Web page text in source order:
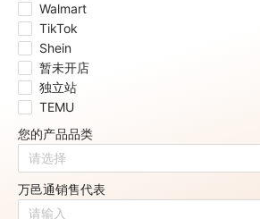
Walmart
TikTok
Shein
暂未开店
独立站
TEMU
您的产品品类
请选择
万邑通销售代表